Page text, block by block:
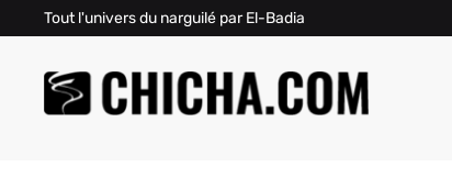
Tout l'univers du narguilé par El-Badia